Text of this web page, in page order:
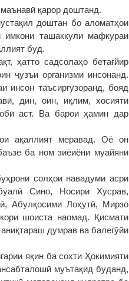
қарор доштанд.
доштан бо аломатҳои
ташаккули мафкураи
буд.
ҳатто садсолаҳо бетағйир
ҷузъи организми инсонанд.
инсон таъсиргузоранд, бояд
дин, оин, иқлим, хосияти
аст. Ва барои ҳамин дар
ақаллият меравад. Оё он
ба ном зиёиёни муайяни
солҳои навадуми асри
Сино, Носири Хусрав,
Абулқосими Лоҳутӣ, Мирзо
шоиста наомад. Қисмати
думрав ва балегӯйи
яқин ба сохти Ҳокимияти
муътақид буданд,